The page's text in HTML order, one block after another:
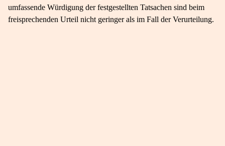
umfassende Würdigung der festgestellten Tatsachen sind beim
freisprechenden Urteil nicht geringer als im Fall der Verurteilung.